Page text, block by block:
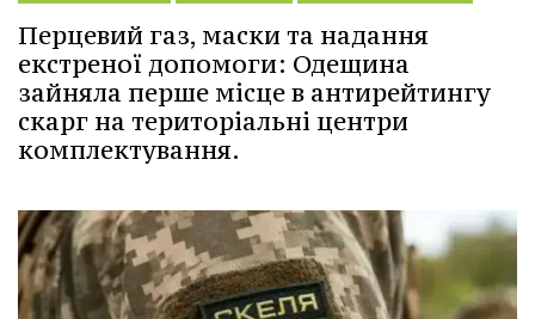
Перцевий газ, маски та надання
екстреної допомоги: Одещина
зайняла перше місце в антирейтингу
скарг на територіальні центри
комплектування.